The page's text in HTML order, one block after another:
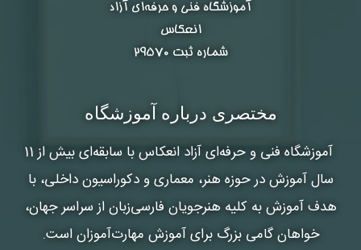
آموزشگاه فنی و حرفه‌ای آزاد
انعکاس
شماره ثبت ۲۹۵۷۰
مختصری درباره آموزشگاه
آموزشگاه فنی و حرفه‌ای آزاد انعکاس
با سابقه‌ای بیش از 11
سال آموزش در حوزه هنر، معماری و دکوراسیون داخلی، با
هدف آموزش به کلیه هنرجویان فارسی‌زبان از سراسر جهان،
خواهان گامی بزرگ برای آموزش مهارت‌آموزان است.